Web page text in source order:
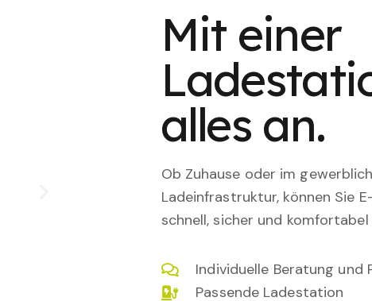
Mit einer
alles an.
Ob Zuhause oder im
Ladeinfrastruktur, können Sie
schnell, sicher und
Individuelle Beratung und
Passende Ladestation